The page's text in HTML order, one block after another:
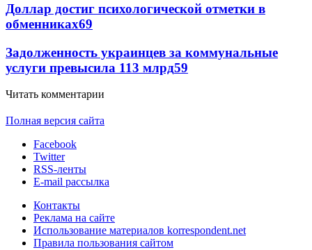
Доллар достиг психологической отметки в
обменниках69
Задолженность украинцев за коммунальные
услуги превысила 113 млрд59
Читать комментарии
Полная версия сайта
Facebook
Twitter
RSS-ленты
E-mail рассылка
Контакты
Реклама на сайте
Использование материалов korrespondent.net
Правила пользования сайтом